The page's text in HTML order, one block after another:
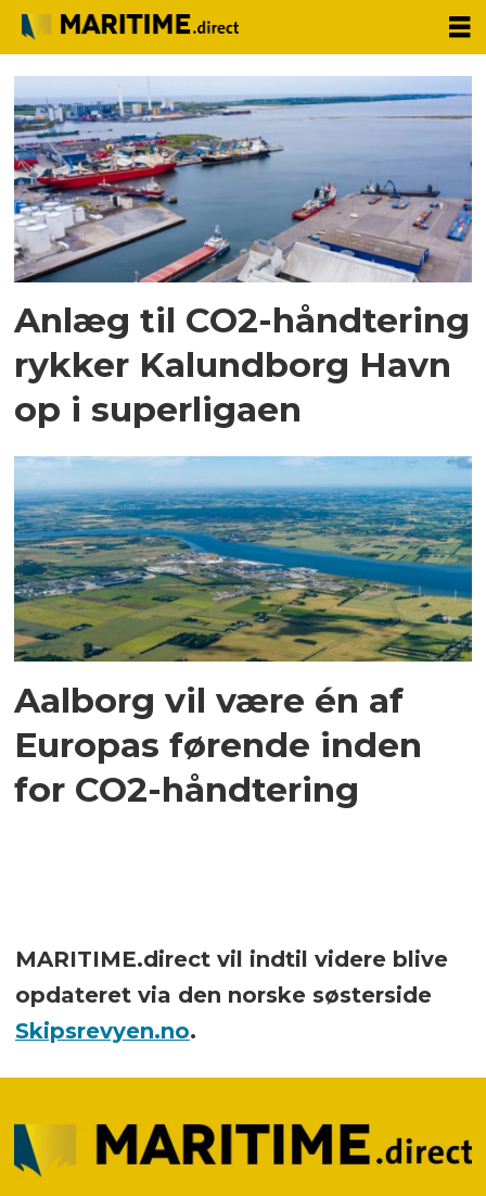
Tag:
fidelis
new
energy
Anlæg til CO2-håndtering
rykker Kalundborg Havn
op i superligaen
Aalborg vil være én af
Europas førende inden
for CO2-håndtering
MARITIME.direct vil indtil videre blive
opdateret via den norske søsterside
Skipsrevyen.no.